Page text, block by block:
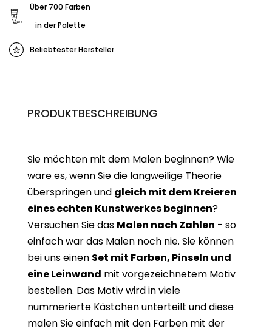
Über 700 Farben
in der Palette
Beliebtester Hersteller
PRODUKTBESCHREIBUNG
Sie möchten mit dem Malen beginnen? Wie
wäre es, wenn Sie die langweilige Theorie
überspringen und gleich mit dem Kreieren
eines echten Kunstwerkes beginnen?
Versuchen Sie das Malen nach Zahlen - so
einfach war das Malen noch nie. Sie können
bei uns einen Set mit Farben, Pinseln und
eine Leinwand mit vorgezeichnetem Motiv
bestellen. Das Motiv wird in viele
nummerierte Kästchen unterteilt und diese
malen Sie einfach mit den Farben mit der